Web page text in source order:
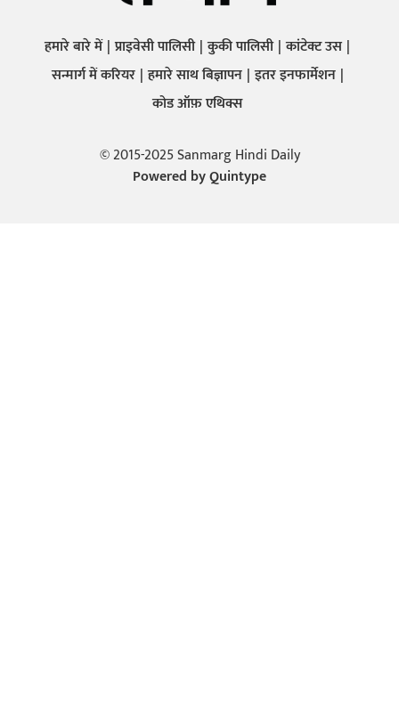
हमारे बारे में प्राइवेसी पालिसी कुकी पालिसी कांटेक्ट उस
सन्मार्ग में करियर हमारे साथ बिज्ञापन इतर इनफार्मेशन
कोड ऑफ़ एथिक्स
© 2015-2025 Sanmarg Hindi Daily
Powered byQuintype